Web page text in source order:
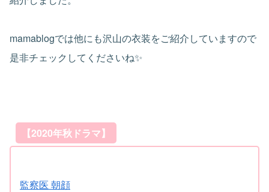
mamablogでは他にも沢山の衣装をご紹介していますので
是非チェックしてくださいね✨
【2020年秋ドラマ】
監察医 朝顔